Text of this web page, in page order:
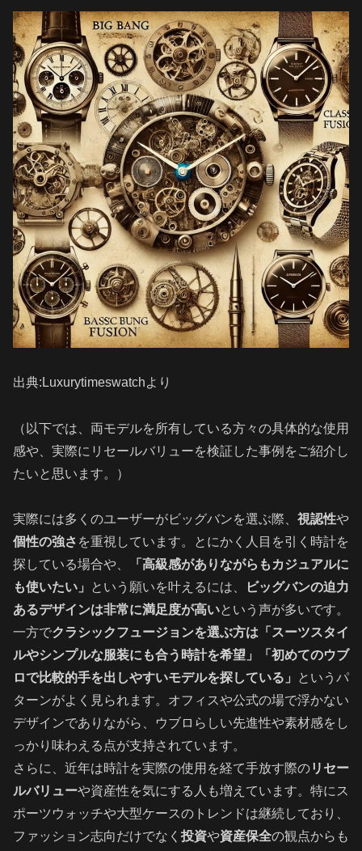
出典:Luxurytimeswatchより
（以下では、両モデルを所有している方々の具体的な使用
感や、実際にリセールバリューを検証した事例をご紹介し
たいと思います。）
実際には多くのユーザーがビッグバンを選ぶ際、 視認性や
個性の強さ を重視しています。とにかく人目を引く時計を
探している場合や、
「高級感がありながらもカジュアルに
も使いたい」
という願いを叶えるには、
ビッグバンの迫力
あるデザインは非常に満足度が高いという声が多いです。
一方でクラシックフュージョンを選ぶ方は「スーツスタイ
ルやシンプルな服装にも合う時計を希望」「初めてのウブ
ロで比較的手を出しやすいモデルを探している」
というパ
ターンがよく見られます。オフィスや公式の場で浮かない
デザインでありながら、ウブロらしい先進性や素材感をし
っかり味わえる点が支持されています。
さらに、近年は時計を実際の使用を経て手放す際のリセー
ルバリューや資産性を気にする人も増えています。特にス
ポーツウォッチや大型ケースのトレンドは継続しており、
ファッション志向だけでなく 投資や資産保全の観点からも